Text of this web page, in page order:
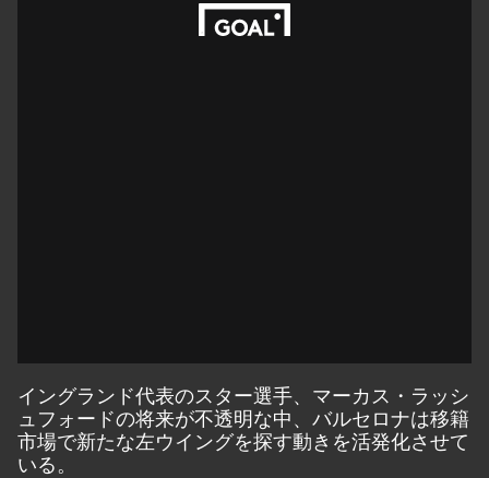
イングランド代表のスター選手、マーカス・ラッシ
ュフォードの将来が不透明な中、バルセロナは移籍
市場で新たな左ウイングを探す動きを活発化させて
いる。